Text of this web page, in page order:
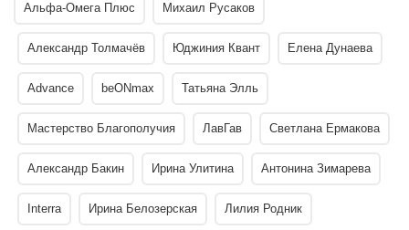
Альфа-Омега Плюс Михаил Русаков
Александр Толмачёв Юджиния Квант Елена Дунаева
Advance beONmax Татьяна Элль
Мастерство Благополучия ЛавГав Светлана Ермакова
Александр Бакин Ирина Улитина Антонина Зимарева
Interra Ирина Белозерская Лилия Родник